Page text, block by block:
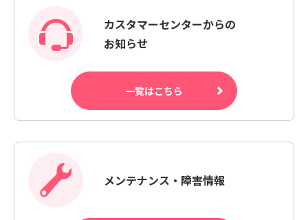
カスタマーセンターからの
お知らせ
一覧はこちら
メンテナンス・障害情報